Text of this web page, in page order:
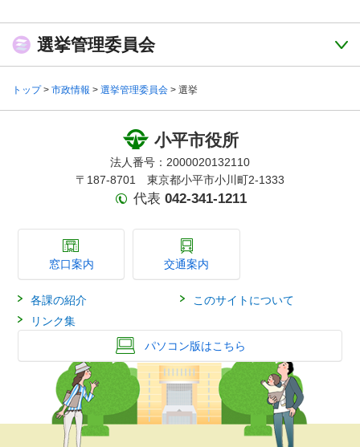
選挙管理委員会
トップ> 市政情報 > 選挙管理委員会 > 選挙
小平市役所
法人番号：2000020132110
〒187-8701 東京都小平市小川町2-1333
代表 042-341-1211
窓口案内 交通案内
各課の紹介
このサイトについて
リンク集
パソコン版はこちら